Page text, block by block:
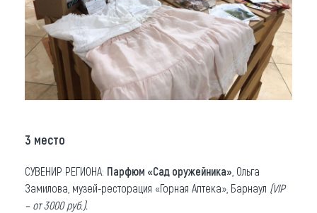
3 место
СУВЕНИР РЕГИОНА: Парфюм «Сад оружейника» , Ольга
Замилова, музей-ресторация «Горная Аптека», Барнаул (VIP
– от 3000 руб.).